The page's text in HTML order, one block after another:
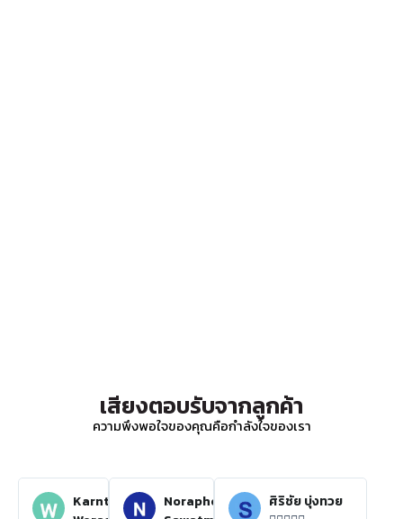
เสียงตอบรับจากลูกค้า
ความพึงพอใจของคุณคือกำลังใจของเรา
Karnthida
Noraphon
ศิริชัย บุ่งทวย